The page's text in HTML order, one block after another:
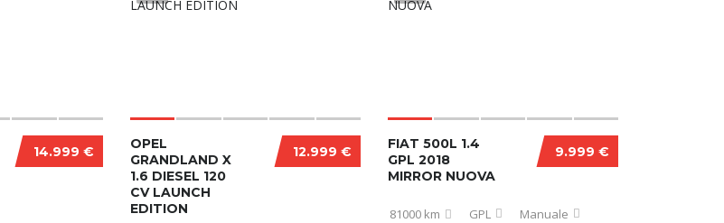
14.999 € 12.999 €
OPEL
GRANDLAND X
1.6 DIESEL 120
CV LAUNCH
EDITION
9.999 €
FIAT 500L 1.4
GPL 2018
MIRROR NUOVA
81000 km GPL Manuale